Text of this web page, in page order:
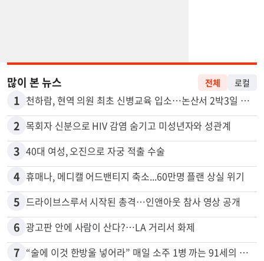
많이 본 뉴스 전체 로컬
1 천하람, 현역 의원 최초 신병교육 입소…논산서 2박3일 생활
2 목회자 신분으로 HIV 감염 숨기고 미성년자와 성관계
3 40대 여성, 오진으로 자궁 적출 수술
4 휴매나, 메디캘 어드밴티지 축소...60만명 플랜 상실 위기
5 드라이브스루서 시작된 총격…인앤아웃 참사 영상 공개
6 광고판 안에 사람이 산다?…LA 거리서 화제
7 “술에 이것 한방울 넣어라” 매일 소주 1병 까는 91세의 철칙